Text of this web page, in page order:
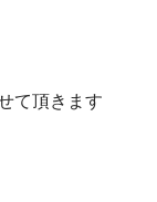
て頂きます